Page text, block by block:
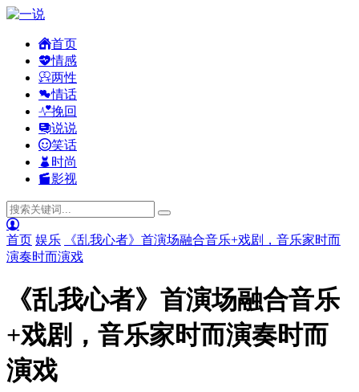
首页
情感
两性
情话
挽回
说说
笑话
时尚
影视
首页 娱乐
《乱我心者》首演场融合音乐+戏剧，音乐家时而
演奏时而演戏
《乱我心者》首演场融合音乐
+戏剧，音乐家时而演奏时而
演戏